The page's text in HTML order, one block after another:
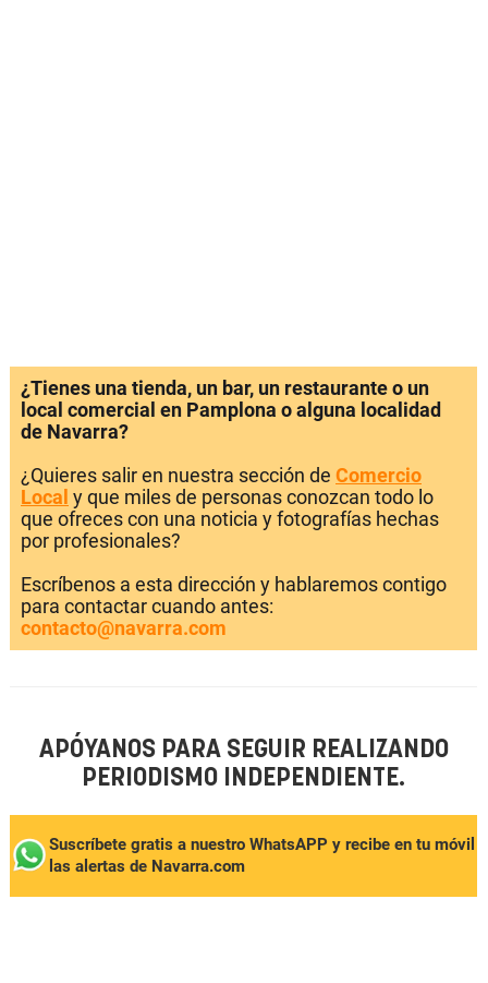
¿Tienes una tienda, un bar, un restaurante o un
local comercial en Pamplona o alguna localidad
de Navarra?
¿Quieres salir en nuestra sección de Comercio
Local y que miles de personas conozcan todo lo
que ofreces con una noticia y fotografías hechas
por profesionales?
Escríbenos a esta dirección y hablaremos contigo
para contactar cuando antes:
contacto@navarra.com
APÓYANOS PARA SEGUIR REALIZANDO
PERIODISMO INDEPENDIENTE.
Suscríbete gratis a nuestro WhatsAPP y recibe en tu móvil
las alertas de Navarra.com